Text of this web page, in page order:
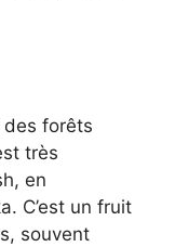
forêts
très
en
C’est un fruit
souvent